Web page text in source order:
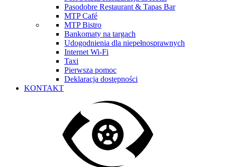
Pasodobre Restaurant & Tapas Bar
MTP Café
MTP Bistro
Bankomaty na targach
Udogodnienia dla niepełnosprawnych
Internet Wi-Fi
Taxi
Pierwsza pomoc
Deklaracja dostępności
KONTAKT